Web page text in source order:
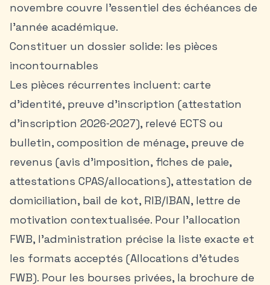
novembre couvre l’essentiel des échéances de
l’année académique.
Constituer un dossier solide: les pièces
incontournables
Les pièces récurrentes incluent: carte
d’identité, preuve d’inscription (attestation
d’inscription 2026‑2027), relevé ECTS ou
bulletin, composition de ménage, preuve de
revenus (avis d’imposition, fiches de paie,
attestations CPAS/allocations), attestation de
domiciliation, bail de kot, RIB/IBAN, lettre de
motivation contextualisée. Pour l’allocation
FWB, l’administration précise la liste exacte et
les formats acceptés (Allocations d’études
FWB). Pour les bourses privées, la brochure de